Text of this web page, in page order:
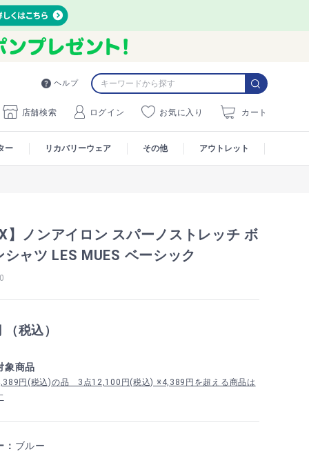
ヘルプ
店舗検索 ログイン お気に入り カート
ー リカバリーウェア その他 アウトレット
】ノンアイロン スパーノストレッチ ボ
ャツ LES MUES ベーシック
（税込）
象商品
円(税込)の品 3点12,100円(税込) ※4,389円を超える商品は
ブルー